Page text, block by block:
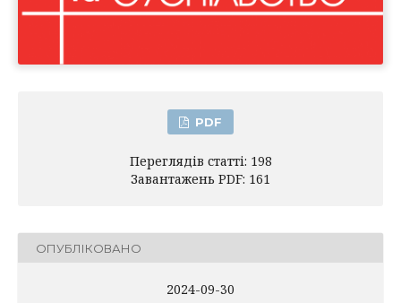
PDF
Переглядів статті: 198
Завантажень PDF: 161
ОПУБЛІКОВАНО
2024-09-30